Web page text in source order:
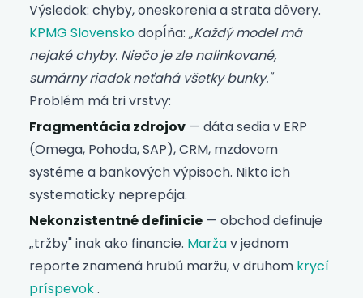
Výsledok: chyby, oneskorenia a strata dôvery.
KPMG Slovenskodopĺňa: „Každý model má
nejaké chyby. Niečo je zle nalinkované,
sumárny riadok neťahá všetky bunky."
Problém má tri vrstvy:
Fragmentácia zdrojov — dáta sedia v ERP
(Omega, Pohoda, SAP), CRM, mzdovom
systéme a bankových výpisoch. Nikto ich
systematicky neprepája.
Nekonzistentné definície — obchod definuje
„tržby" inak ako financie. Maržav jednom
reporte znamená hrubú maržu, v druhom krycí
príspevok.